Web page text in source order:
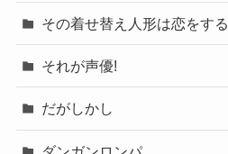
その着せ替え人形は恋をする
それが声優!
だがしかし